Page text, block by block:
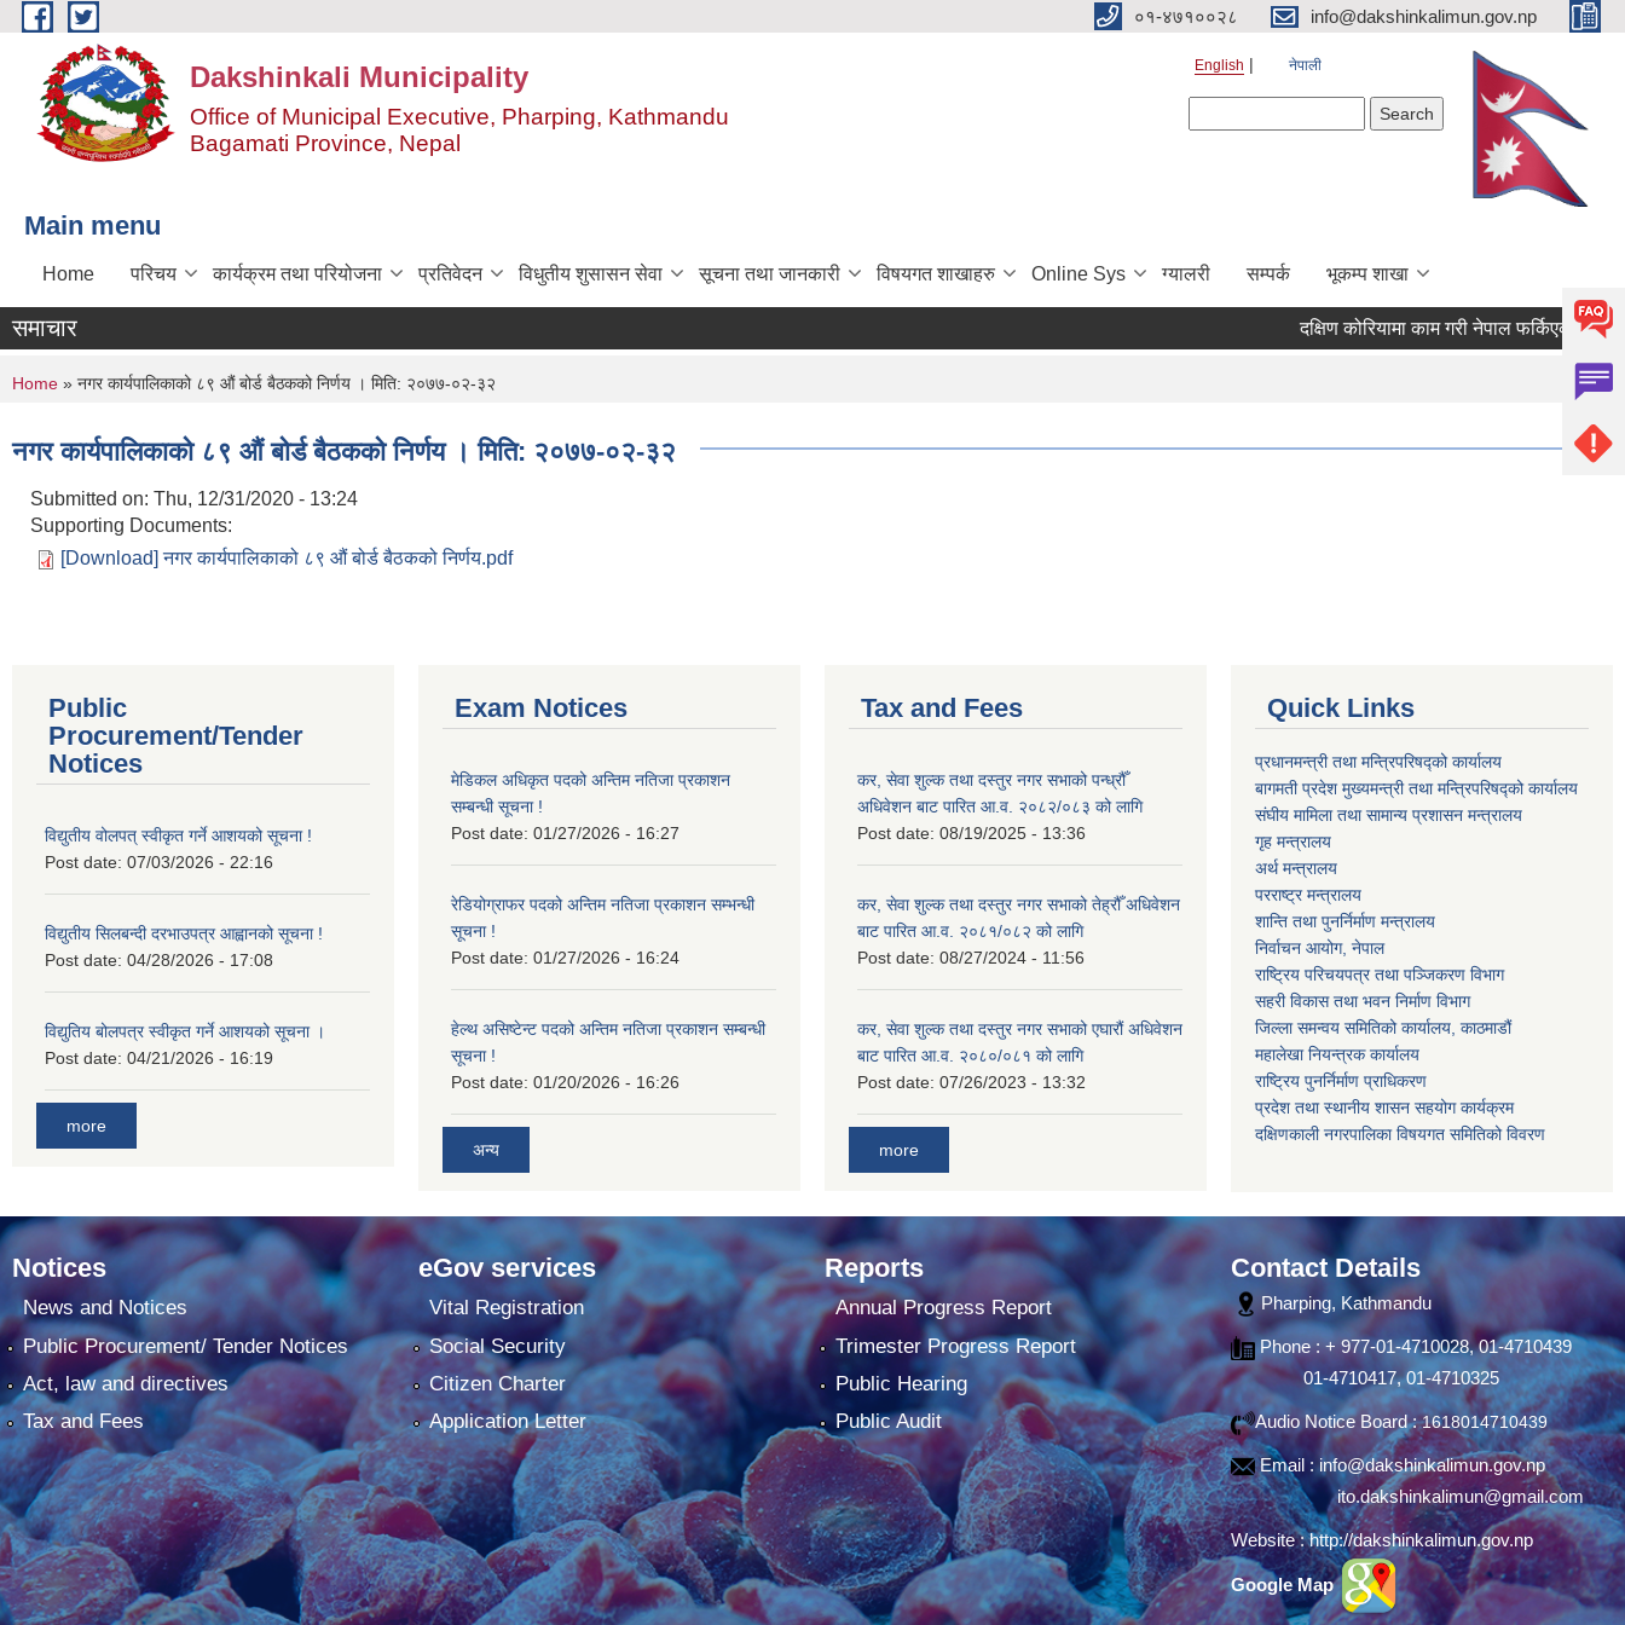
Skip to main content ०१-४७१००२८ info@dakshinkalimun.gov.np
Dakshinkali Municipality
Office of Municipal Executive, Pharping, Kathmandu
Bagamati Province, Nepal
English नेपाली
Main menu
Home परिचय कार्यक्रम तथा परियोजना प्रतिवेदन विधुतीय शुसासन सेवा सूचना तथा जानकारी विषयगत शाखाहरु Online Sys ग्यालरी सम्पर्क भूकम्प शाखा
समाचार दक्षिण कोरियामा काम गरी नेपाल फर्किएका
You are here
Home » नगर कार्यपालिकाको ८९ औं बोर्ड बैठकको निर्णय । मिति: २०७७-०२-३२
नगर कार्यपालिकाको ८९ औं बोर्ड बैठकको निर्णय । मिति: २०७७-०२-३२
Submitted on: Thu, 12/31/2020 - 13:24
Supporting Documents:
[Download] नगर कार्यपालिकाको ८९ औं बोर्ड बैठकको निर्णय.pdf
Public
Procurement/Tender
Notices
विद्युतीय वोलपत् स्वीकृत गर्ने आशयको सूचना !
Post date: 07/03/2026 - 22:16
विद्युतीय सिलबन्दी दरभाउपत्र आह्वानको सूचना !
Post date: 04/28/2026 - 17:08
विद्युतिय बोलपत्र स्वीकृत गर्ने आशयको सूचना ।
Post date: 04/21/2026 - 16:19
more
Exam Notices
मेडिकल अधिकृत पदको अन्तिम नतिजा प्रकाशन
सम्बन्धी सूचना !
Post date: 01/27/2026 - 16:27
रेडियोग्राफर पदको अन्तिम नतिजा प्रकाशन सम्भन्धी
सूचना !
Post date: 01/27/2026 - 16:24
हेल्थ असिष्टेन्ट पदको अन्तिम नतिजा प्रकाशन सम्बन्धी
सूचना !
Post date: 01/20/2026 - 16:26
अन्य
Tax and Fees
कर, सेवा शुल्क तथा दस्तुर नगर सभाको पन्ध्रौँ
अधिवेशन बाट पारित आ.व. २०८२/०८३ को लागि
Post date: 08/19/2025 - 13:36
कर, सेवा शुल्क तथा दस्तुर नगर सभाको तेह्रौँ अधिवेशन
बाट पारित आ.व. २०८१/०८२ को लागि
Post date: 08/27/2024 - 11:56
कर, सेवा शुल्क तथा दस्तुर नगर सभाको एघारौं अधिवेशन
बाट पारित आ.व. २०८०/०८१ को लागि
Post date: 07/26/2023 - 13:32
more
Quick Links
प्रधानमन्त्री तथा मन्त्रिपरिषद्को कार्यालय
बागमती प्रदेश मुख्यमन्त्री तथा मन्त्रिपरिषद्को कार्यालय
संघीय मामिला तथा सामान्य प्रशासन मन्त्रालय
गृह मन्त्रालय
अर्थ मन्त्रालय
परराष्ट्र मन्त्रालय
शान्ति तथा पुनर्निर्माण मन्त्रालय
निर्वाचन आयोग, नेपाल
राष्ट्रिय परिचयपत्र तथा पञ्जिकरण विभाग
सहरी विकास तथा भवन निर्माण विभाग
जिल्ला समन्वय समितिको कार्यालय, काठमाडौं
महालेखा नियन्त्रक कार्यालय
राष्ट्रिय पुनर्निर्माण प्राधिकरण
प्रदेश तथा स्थानीय शासन सहयोग कार्यक्रम
दक्षिणकाली नगरपालिका विषयगत समितिको विवरण
Notices
News and Notices
Public Procurement/ Tender Notices
Act, law and directives
Tax and Fees
eGov services
Vital Registration
Social Security
Citizen Charter
Application Letter
Reports
Annual Progress Report
Trimester Progress Report
Public Hearing
Public Audit
Contact Details
Pharping, Kathmandu
Phone : + 977-01-4710028, 01-4710439
01-4710417, 01-4710325
Audio Notice Board :1618014710439
Email :info@dakshinkalimun.gov.np
ito.dakshinkalimun@gmail.com
Website :http://dakshinkalimun.gov.np
Google Map